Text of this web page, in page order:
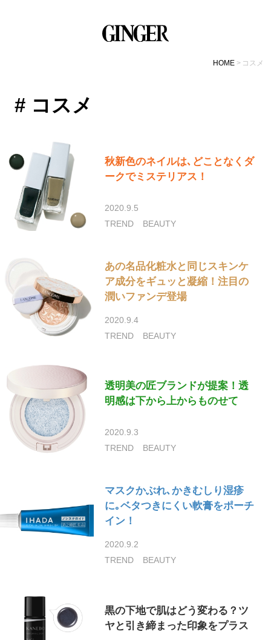
HOME コスメ
# コスメ
秋新色のネイルは､どことなくダ
ークでミステリアス！
2020.9.5
TREND
BEAUTY
あの名品化粧水と同じスキンケ
ア成分をギュッと凝縮！注目の
潤いファンデ登場
2020.9.4
TREND
BEAUTY
透明美の匠ブランドが提案！透
明感は下から上からものせて
2020.9.3
TREND
BEAUTY
マスクかぶれ､かきむしり湿疹
に｡ベタつきにくい軟膏をポーチ
イン！
2020.9.2
TREND
BEAUTY
黒の下地で肌はどう変わる？ツ
ヤと引き締まった印象をプラス